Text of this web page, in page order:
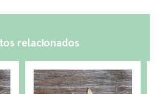
relacionados